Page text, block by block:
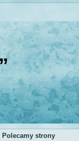
Polecamy strony